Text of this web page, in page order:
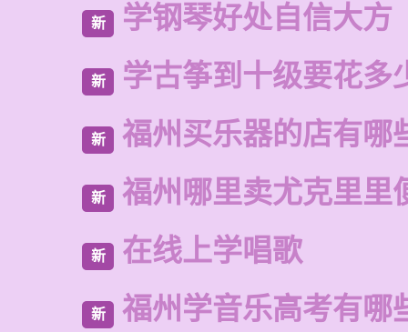
新 学钢琴好处自信大方
新 学古筝到十级要花多
新 福州买乐器的店有哪
新 福州哪里卖尤克里里
新 在线上学唱歌
新 福州学音乐高考有哪